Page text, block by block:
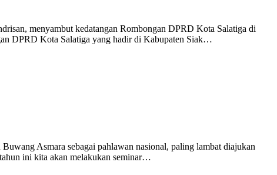
menyambut kedatangan Rombongan DPRD Kota Salatiga di
DPRD Kota Salatiga yang hadir di Kabupaten Siak…
Asmara sebagai pahlawan nasional, paling lambat diajukan
ini kita akan melakukan seminar…